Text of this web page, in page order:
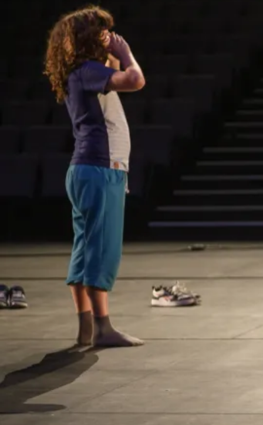
Musique originale Ilia Osokin
Dessins Florian Sông Nguyen
Régie générale Lionel Lecœur
Et l'équipe technique de la MC93
Production MC93 — Maison de la culture de Seine-Saint-
Avec le concours de la Troupe éphémère du Théâtre
National Populaire